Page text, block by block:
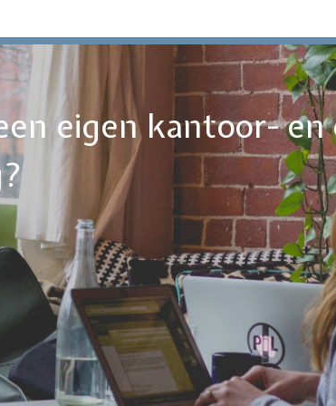
eigen kantoor-